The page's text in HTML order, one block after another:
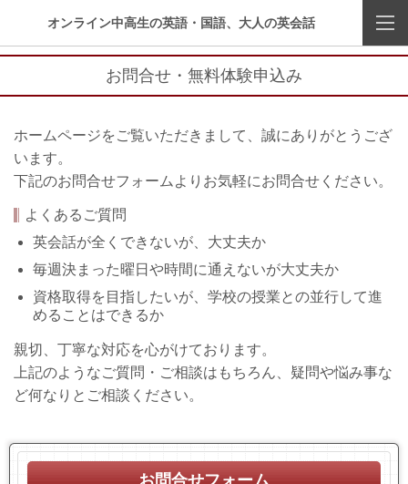
オンライン中高生の英語・国語、大人の英会話
お問合せ・無料体験申込み
ホームページをご覧いただきまして、誠にありがとうござ
います。
下記のお問合せフォームよりお気軽にお問合せください。
よくあるご質問
英会話が全くできないが、大丈夫か
毎週決まった曜日や時間に通えないが大丈夫か
資格取得を目指したいが、学校の授業との並行して進
めることはできるか
親切、丁寧な対応を心がけております。
上記のようなご質問・ご相談はもちろん、疑問や悩み事な
ど何なりとご相談ください。
お問合せフォーム